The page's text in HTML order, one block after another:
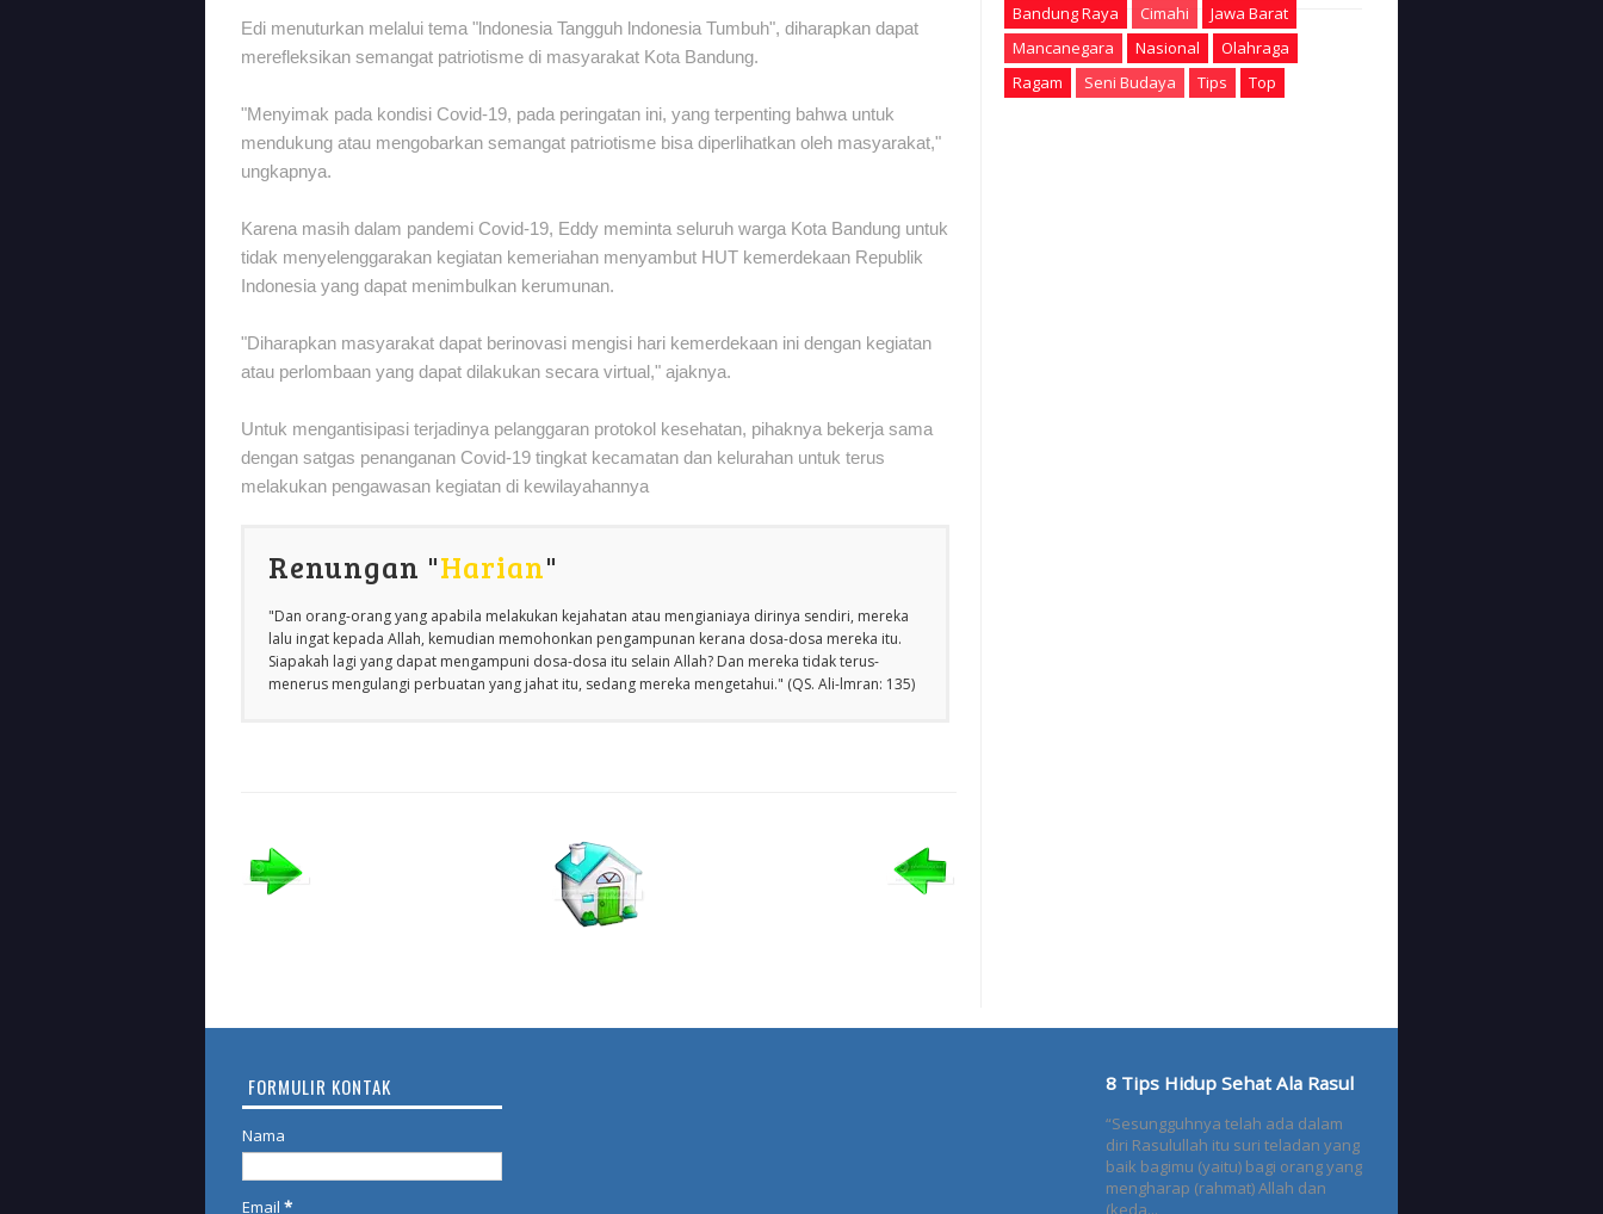
Edi menuturkan melalui tema "lndonesia Tangguh lndonesia Tumbuh", diharapkan dapat
merefleksikan semangat patriotisme di masyarakat Kota Bandung.
"Menyimak pada kondisi Covid-19, pada peringatan ini, yang terpenting bahwa untuk
mendukung atau mengobarkan semangat patriotisme bisa diperlihatkan oleh masyarakat,"
ungkapnya.
Karena masih dalam pandemi Covid-19, Eddy meminta seluruh warga Kota Bandung untuk
tidak menyelenggarakan kegiatan kemeriahan menyambut HUT kemerdekaan Republik
Indonesia yang dapat menimbulkan kerumunan.
"Diharapkan masyarakat dapat berinovasi mengisi hari kemerdekaan ini dengan kegiatan
atau perlombaan yang dapat dilakukan secara virtual," ajaknya.
Untuk mengantisipasi terjadinya pelanggaran protokol kesehatan, pihaknya bekerja sama
dengan satgas penanganan Covid-19 tingkat kecamatan dan kelurahan untuk terus
melakukan pengawasan kegiatan di kewilayahannya
Renungan "Harian"
"Dan orang-orang yang apabila melakukan kejahatan atau mengianiaya dirinya sendiri, mereka
lalu ingat kepada Allah, kemudian memohonkan pengampunan kerana dosa-dosa mereka itu.
Siapakah lagi yang dapat mengampuni dosa-dosa itu selain Allah? Dan mereka tidak terus-
menerus mengulangi perbuatan yang jahat itu, sedang mereka mengetahui." (QS. Ali-lmran: 135)
Bandung Raya Cimahi
Jawa Barat
Mancanegara
Nasional
Olahraga
Ragam
Seni Budaya Tips Top
FORMULIR KONTAK
Nama
Email *
8 Tips Hidup Sehat Ala Rasul
“Sesungguhnya telah ada dalam
diri Rasulullah itu suri teladan yang
baik bagimu (yaitu) bagi orang yang
mengharap (rahmat) Allah dan
(keda...